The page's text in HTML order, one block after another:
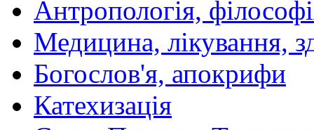
Антропологія,
Медицина, лікування,
Богослов'я, апокрифи
Катехизація